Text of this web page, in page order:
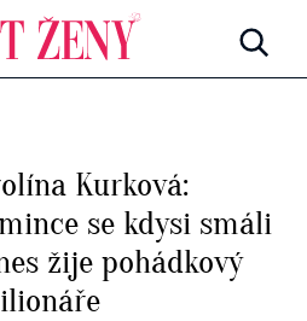
Kurková:
se kdysi smáli
žije pohádkový